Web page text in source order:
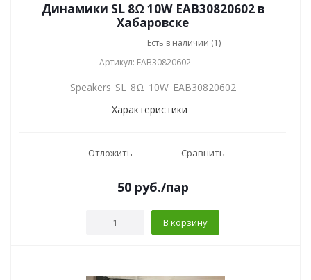
Динамики SL 8Ω 10W EAB30820602 в
Хабаровске
Есть в наличии (1)
Артикул: EAB30820602
Speakers_SL_8Ω_10W_EAB30820602
Характеристики
Отложить Сравнить
50 руб./пар
В корзину